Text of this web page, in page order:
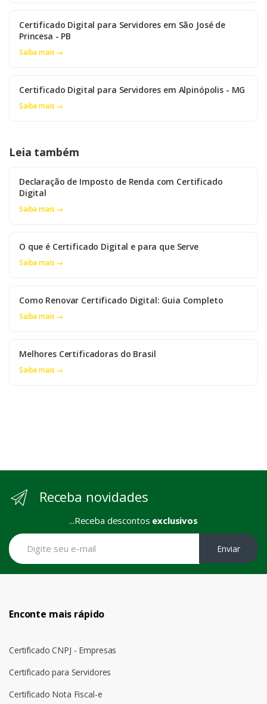
Certificado Digital para Servidores em São José de
Princesa - PB
Saiba mais →
Certificado Digital para Servidores em Alpinópolis - MG
Saiba mais →
Leia também
Declaração de Imposto de Renda com Certificado
Digital
Saiba mais →
O que é Certificado Digital e para que Serve
Saiba mais →
Como Renovar Certificado Digital: Guia Completo
Saiba mais →
Melhores Certificadoras do Brasil
Saiba mais →
Receba novidades
...Receba descontos exclusivos
Enviar
Enconte mais rápido
Certificado CNPJ - Empresas
Certificado para Servidores
Certificado Nota Fiscal-e